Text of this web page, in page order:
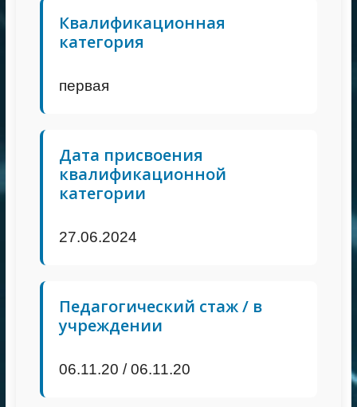
Квалификационная
категория
первая
Дата присвоения
квалификационной
категории
27.06.2024
Педагогический стаж / в
учреждении
06.11.20 / 06.11.20